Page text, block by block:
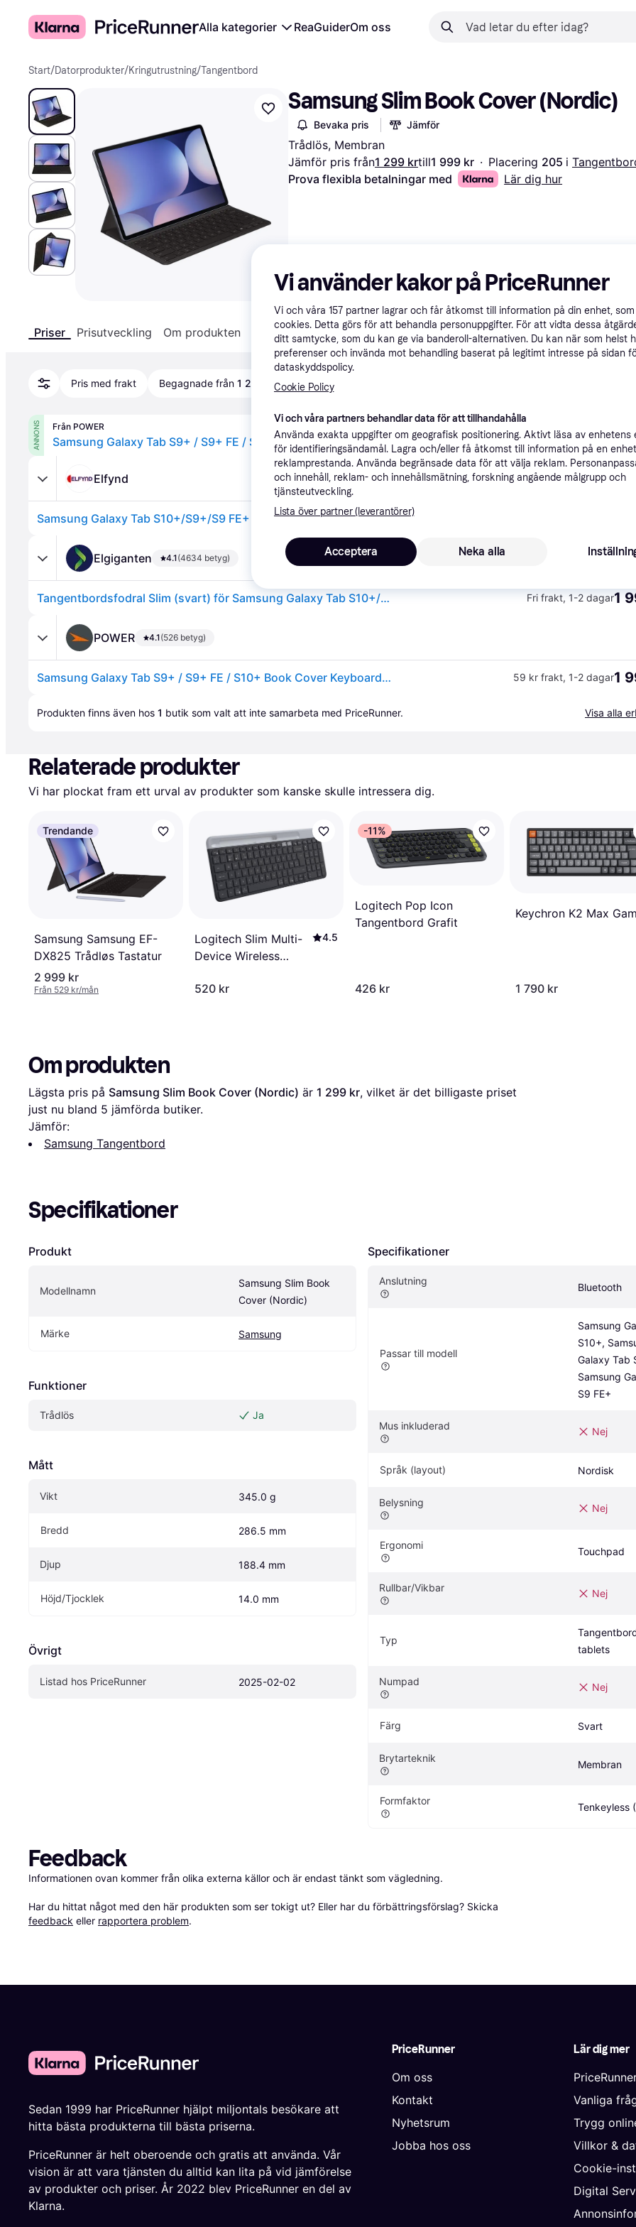
Alla kategorier ReaGuiderOm oss
Start/Datorprodukter/Kringutrustning/Tangentbord
Samsung Slim Book Cover (Nordic)
Bevaka pris Jämför
Trådlös, Membran
Jämför pris från1 299 krtill1 999 kr · Placering 205 i
Prova flexibla betalningar med
Lär dig hur
Priser Prisutveckling Om produkten Specifikationer
Pris med frakt Begagnade från 1 299 kr
ANNONS Från POWER
Samsung Galaxy Tab S9+ / S9+ FE / S10+ Book Cover Keyboard Slim tangentbordsskal 59 kr frakt, 1-2 dagar1
Elfynd
Samsung Galaxy Tab S10+/S9+/S9 FE+ Tangentbordsfodral Slim (svart)
Elgiganten 4.1(4634 betyg)
Tangentbordsfodral Slim (svart) för Samsung Galaxy Tab S10+/S9+/S9 FE+ Fri frakt, 1-2 dagar1
POWER 4.1(526 betyg)
Samsung Galaxy Tab S9+ / S9+ FE / S10+ Book Cover Keyboard Slim tangentbordsskal 59 kr frakt, 1-2 dagar1
Produkten finns även hos 1 butik som valt att inte samarbeta med PriceRunner. Visa alla
Relaterade produkter
Vi har plockat fram ett urval av produkter som kanske skulle intressera dig.
Trendande
Samsung Samsung EF-
DX825 Trådløs Tastatur
2 999 kr
Från 529 kr/mån
Logitech Slim Multi-
Device Wireless
(Nordic)
4.5
520 kr
-11%
Logitech Pop Icon
Tangentbord Grafit
426 kr
Keychron K2 Max
1 790 kr
Om produkten
Lägsta pris på Samsung Slim Book Cover (Nordic) är 1 299 kr, vilket är det billigaste priset
just nu bland 5 jämförda butiker.
Jämför:
Samsung Tangentbord
Specifikationer
Produkt
Modellnamn
Samsung Slim Book
Cover (Nordic)
Märke Samsung
Funktioner
Trådlös Ja
Mått
Vikt 345.0 g
Bredd 286.5 mm
Djup 188.4 mm
Höjd/Tjocklek 14.0 mm
Övrigt
Listad hos PriceRunner 2025-02-02
Specifikationer
Anslutning
Bluetooth
Passar till modell
Samsung
S10+,
Galaxy Tab
Samsung
S9 FE+
Mus inkluderad Nej
Språk (layout) Nordisk
Belysning Nej
Ergonomi
Touchpad
Rullbar/Vikbar Nej
Typ
tablets
Numpad Nej
Färg Svart
Brytarteknik
Membran
Formfaktor
Tenkeyless
Feedback
Informationen ovan kommer från olika externa källor och är endast tänkt som vägledning.
Har du hittat något med den här produkten som ser tokigt ut? Eller har du förbättringsförslag? Skicka
feedback eller rapportera problem.
PriceRunner
Om oss
Kontakt
Nyhetsrum
Jobba hos oss
Lär dig mer
Vanliga
Trygg
Villkor &
Cookie-
Digital
Sedan 1999 har PriceRunner hjälpt miljontals besökare att
hitta bästa produkterna till bästa priserna.
PriceRunner är helt oberoende och gratis att använda. Vår
vision är att vara tjänsten du alltid kan lita på vid jämförelse
av produkter och priser. År 2022 blev PriceRunner en del av
Klarna.
Vi använder kakor på PriceRunner
Vi och våra 157 partner lagrar och får åtkomst till information på din enhet,
cookies. Detta görs för att behandla personuppgifter. För att vidta dessa
ditt samtycke, som du kan ge via banderoll-alternativen. Du kan när som helst
preferenser och invända mot behandling baserat på legitimt intresse på sidan
dataskyddspolicy.
Cookie Policy
Vi och våra partners behandlar data för att tillhandahålla
Använda exakta uppgifter om geografisk positionering. Aktivt läsa av enhetens
för identifieringsändamål. Lagra och/eller få åtkomst till information på en
reklamprestanda. Använda begränsade data för att välja reklam.
och innehåll, reklam- och innehållsmätning, forskning angående målgrupp och
tjänsteutveckling.
Lista över partner (leverantörer)
Neka alla
Acceptera